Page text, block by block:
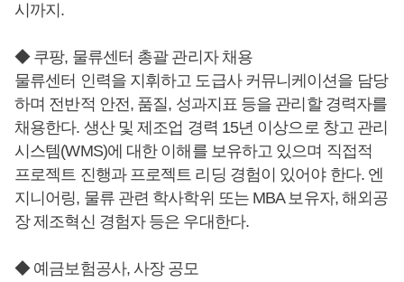
시까지.
◆ 쿠팡, 물류센터 총괄 관리자 채용
물류센터 인력을 지휘하고 도급사 커뮤니케이션을 담당
하며 전반적 안전, 품질, 성과지표 등을 관리할 경력자를
채용한다. 생산 및 제조업 경력 15년 이상으로 창고 관리
시스템(WMS)에 대한 이해를 보유하고 있으며 직접적
프로젝트 진행과 프로젝트 리딩 경험이 있어야 한다. 엔
지니어링, 물류 관련 학사학위 또는 MBA 보유자, 해외공
장 제조혁신 경험자 등은 우대한다.
◆ 예금보험공사, 사장 공모